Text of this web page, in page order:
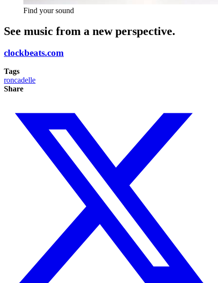
Find your sound
See music from a new perspective.
clockbeats.com
Tags
roncadelle
Share